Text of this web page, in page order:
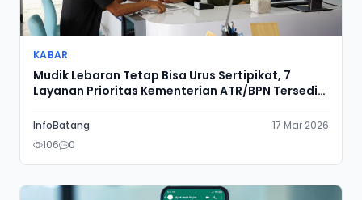
KABAR
Mudik Lebaran Tetap Bisa Urus Sertipikat, 7
Layanan Prioritas Kementerian ATR/BPN Tersedia
InfoBatang
17 Mar 2026
106
0